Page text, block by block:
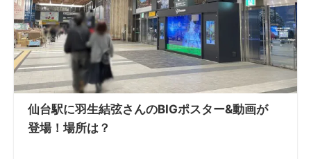
仙台駅に羽生結弦さんのBIGポスター&動画が
登場！場所は？